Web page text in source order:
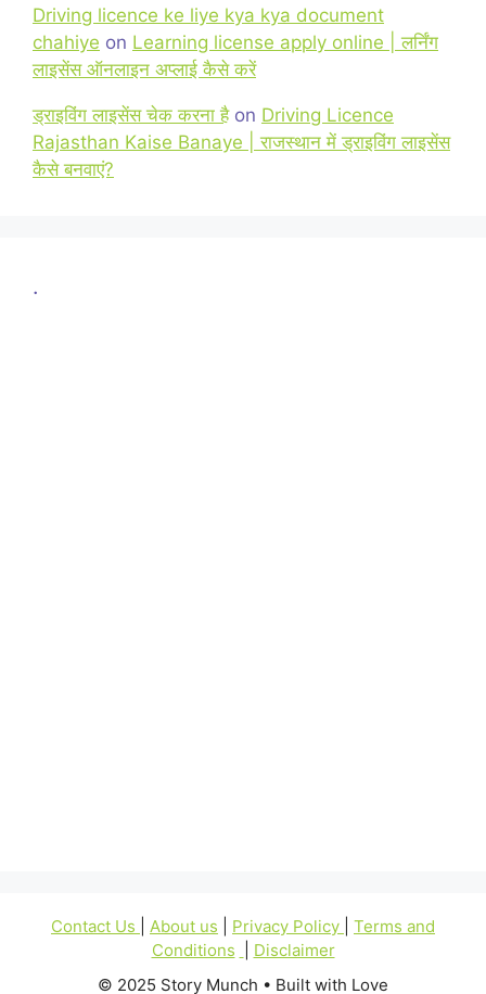
Driving licence ke liye kya kya document
chahiye on Learning license apply online | लर्निंग
लाइसेंस ऑनलाइन अप्लाई कैसे करें
ड्राइविंग लाइसेंस चेक करना हैon Driving Licence
Rajasthan Kaise Banaye | राजस्थान में ड्राइविंग लाइसेंस
कैसे बनवाएं?
.
Contact Us About us Privacy Policy
Terms and
Conditions
Disclaimer
© 2025 Story Munch • Built with Love